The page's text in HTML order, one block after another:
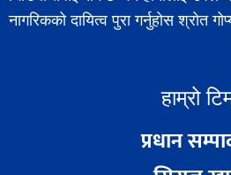
नागरिकको दायित्व पुरा गर्नुहोस श्रोत
हाम्रो
प्रधान